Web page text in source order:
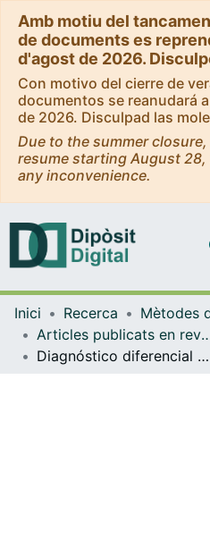
Amb motiu del
de documents es
d'agost de 2026.
Con motivo del cierre de
documentos se reanudará
de 2026. Disculpad las
Due to the summer
resume starting August
any inconvenience.
Inici Recerca
Articles publicats en revistes (Mètodes
Diagnóstico diferencial entre el espectro autista y el espectro esquizofrénico